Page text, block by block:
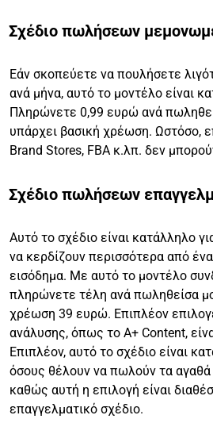
Σχέδιο πωλήσεων
Εάν σκοπεύετε να πουλήσετε
ανά μήνα, αυτό το μοντέλο είναι
Πληρώνετε 0,99 ευρώ ανά
υπάρχει βασική χρέωση. Ωστόσο,
Brand Stores, FBA κ.λπ. δεν
Σχέδιο πωλήσεων
Αυτό το σχέδιο είναι κατάλληλο
να κερδίζουν περισσότερα από
εισόδημα. Με αυτό το μοντέλο
πληρώνετε τέλη ανά πωληθείσα
χρέωση 39 ευρώ. Επιπλέον
ανάλυσης, όπως το A+ Content,
Επιπλέον, αυτό το σχέδιο είναι
όσους θέλουν να πωλούν τα
καθώς αυτή η επιλογή είναι
επαγγελματικό σχέδιο.